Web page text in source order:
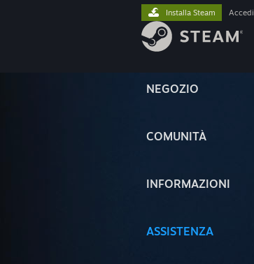
NEGOZIO
COMUNITÀ
INFORMAZIONI
ASSISTENZA
Installa Steam Accedi